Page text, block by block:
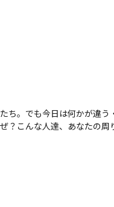
。でも今日は何かが違う
？こんな人達、あなたの